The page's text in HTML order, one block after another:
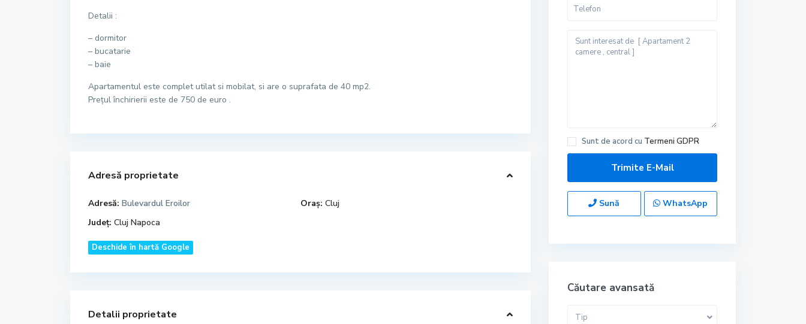
Detalii :
– dormitor
– bucatarie
– baie
Apartamentul este complet utilat si mobilat, si are o suprafata de 40 mp2.
Prețul închirierii este de 750 de euro .
Adresă proprietate
Adresă: Bulevardul Eroilor Oraș: Cluj
Județ: Cluj Napoca
Deschide în hartă Google
Detalii proprietate
Sunt de acord cu Termeni GDPR
Sună WhatsApp
Căutare avansată
Tip